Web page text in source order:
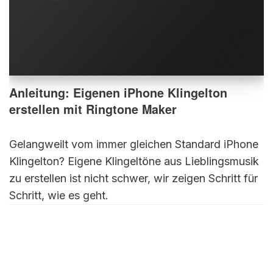
Anleitung: Eigenen iPhone Klingelton
erstellen mit Ringtone Maker
Gelangweilt vom immer gleichen Standard iPhone
Klingelton? Eigene Klingeltöne aus Lieblingsmusik
zu erstellen ist nicht schwer, wir zeigen Schritt für
Schritt, wie es geht.